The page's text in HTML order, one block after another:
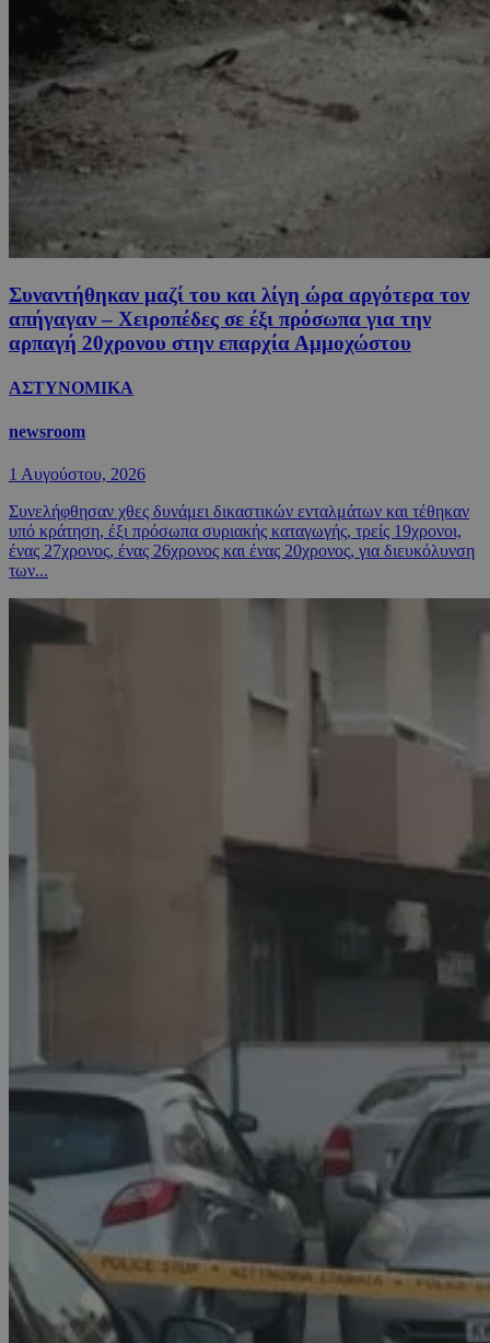
Συναντήθηκαν μαζί του και λίγη ώρα αργότερα τον
απήγαγαν – Χειροπέδες σε έξι πρόσωπα για την
αρπαγή 20χρονου στην επαρχία Αμμοχώστου
ΑΣΤΥΝΟΜΙΚΑ
newsroom
1 Αυγούστου, 2026
Συνελήφθησαν χθες δυνάμει δικαστικών ενταλμάτων και τέθηκαν
υπό κράτηση, έξι πρόσωπα συριακής καταγωγής, τρείς 19χρονοι,
ένας 27χρονος, ένας 26χρονος και ένας 20χρονος, για διευκόλυνση
των...